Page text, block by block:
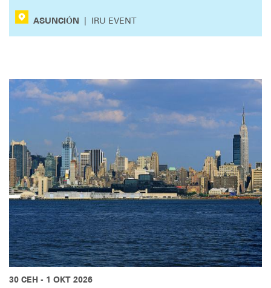
ASUNCIÓN IRU EVENT
30 СЕН - 1 ОКТ 2026